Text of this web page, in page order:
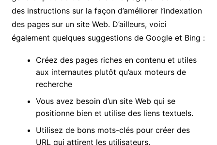
des instructions sur la façon d’améliorer l’indexation
des pages sur un site Web. D’ailleurs, voici
également quelques suggestions de Google et Bing :
Créez des pages riches en contenu et utiles
aux internautes plutôt qu’aux moteurs de
recherche
Vous avez besoin d’un site Web qui se
positionne bien et utilise des liens textuels.
Utilisez de bons mots-clés pour créer des
URL qui attirent les utilisateurs.